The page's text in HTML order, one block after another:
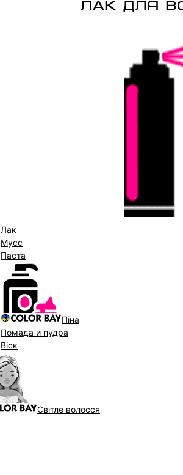
Лак
Мусс
Паста
Піна
Помада и пудра
Віск
Світле волосся